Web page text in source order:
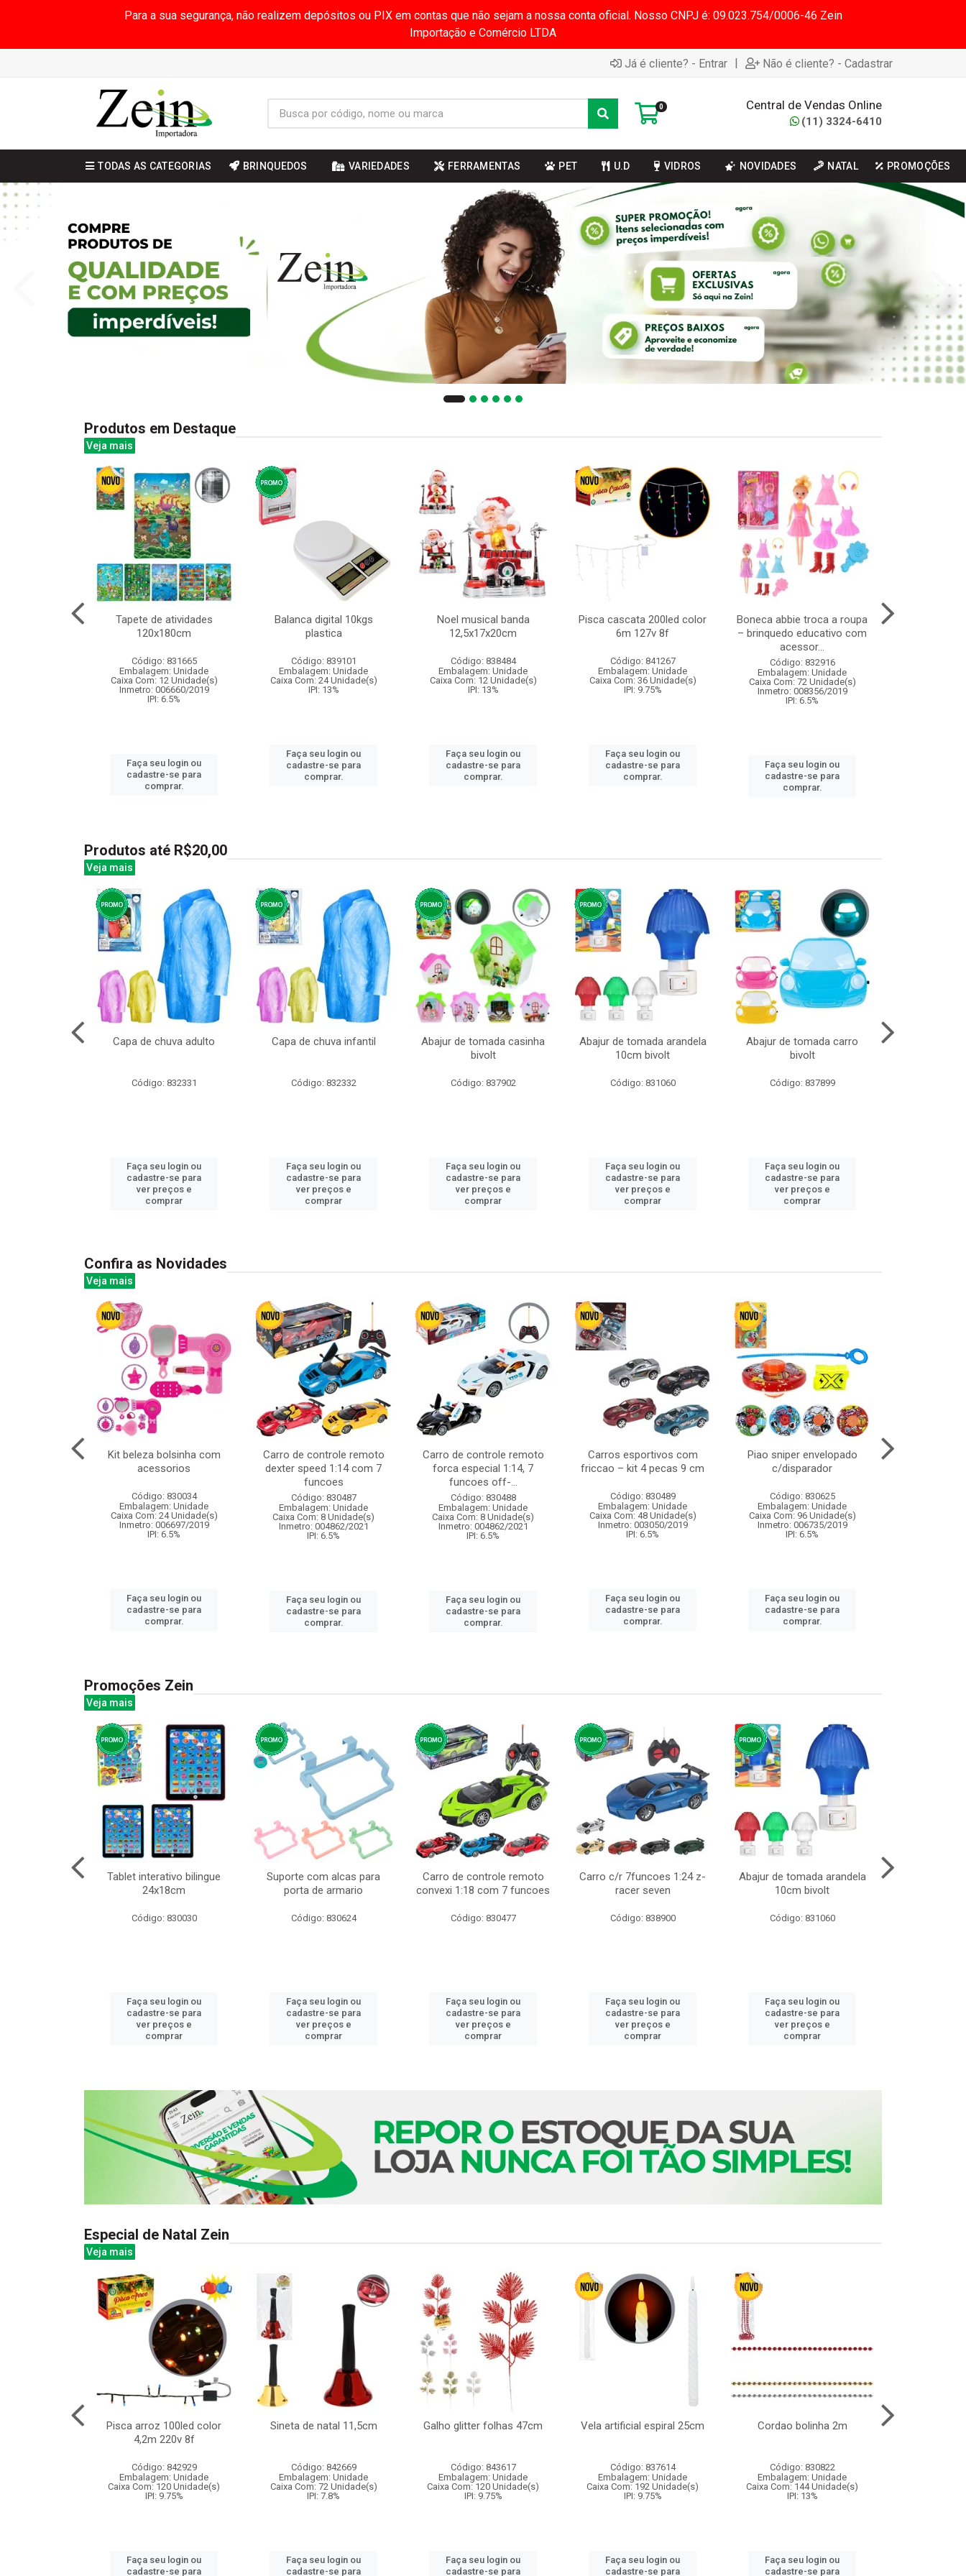
Para a sua segurança, não realizem depósitos ou PIX em contas que não sejam a nossa conta oficial. Nosso CNPJ é: 09.023.754/0006-46 Zein
Importação e Comércio LTDA
Já é cliente? - Entrar | Não é cliente? - Cadastrar
0 Central de Vendas Online
(11) 3324-6410
TODAS AS CATEGORIAS BRINQUEDOS VARIEDADES FERRAMENTAS PET U.D VIDROS NOVIDADES NATAL PROMOÇÕES
Produtos em Destaque
Veja mais
Tapete de atividades
120x180cm
Código: 831665
Embalagem: Unidade
Caixa Com: 12 Unidade(s)
Inmetro: 006660/2019
IPI: 6.5%
Faça seu login ou
cadastre-se para
comprar.
Balanca digital 10kgs
plastica
Código: 839101
Embalagem: Unidade
Caixa Com: 24 Unidade(s)
IPI: 13%
Faça seu login ou
cadastre-se para
comprar.
Noel musical banda
12,5x17x20cm
Código: 838484
Embalagem: Unidade
Caixa Com: 12 Unidade(s)
IPI: 13%
Faça seu login ou
cadastre-se para
comprar.
Pisca cascata 200led color
6m 127v 8f
Código: 841267
Embalagem: Unidade
Caixa Com: 36 Unidade(s)
IPI: 9.75%
Faça seu login ou
cadastre-se para
comprar.
Boneca abbie troca a roupa
– brinquedo educativo com
acessor...
Código: 832916
Embalagem: Unidade
Caixa Com: 72 Unidade(s)
Inmetro: 008356/2019
IPI: 6.5%
Faça seu login ou
cadastre-se para
comprar.
Produtos até R$20,00
Veja mais
Capa de chuva adulto
Código: 832331
Faça seu login ou
cadastre-se para
ver preços e
comprar
Capa de chuva infantil
Código: 832332
Faça seu login ou
cadastre-se para
ver preços e
comprar
Abajur de tomada casinha
bivolt
Código: 837902
Faça seu login ou
cadastre-se para
ver preços e
comprar
Abajur de tomada arandela
10cm bivolt
Código: 831060
Faça seu login ou
cadastre-se para
ver preços e
comprar
Abajur de tomada carro
bivolt
Código: 837899
Faça seu login ou
cadastre-se para
ver preços e
comprar
Confira as Novidades
Veja mais
Kit beleza bolsinha com
acessorios
Código: 830034
Embalagem: Unidade
Caixa Com: 24 Unidade(s)
Inmetro: 006697/2019
IPI: 6.5%
Faça seu login ou
cadastre-se para
comprar.
Carro de controle remoto
dexter speed 1:14 com 7
funcoes
Código: 830487
Embalagem: Unidade
Caixa Com: 8 Unidade(s)
Inmetro: 004862/2021
IPI: 6.5%
Faça seu login ou
cadastre-se para
comprar.
Carro de controle remoto
forca especial 1:14, 7
funcoes off-...
Código: 830488
Embalagem: Unidade
Caixa Com: 8 Unidade(s)
Inmetro: 004862/2021
IPI: 6.5%
Faça seu login ou
cadastre-se para
comprar.
Carros esportivos com
friccao – kit 4 pecas 9 cm
Código: 830489
Embalagem: Unidade
Caixa Com: 48 Unidade(s)
Inmetro: 003050/2019
IPI: 6.5%
Faça seu login ou
cadastre-se para
comprar.
Piao sniper envelopado
c/disparador
Código: 830625
Embalagem: Unidade
Caixa Com: 96 Unidade(s)
Inmetro: 006735/2019
IPI: 6.5%
Faça seu login ou
cadastre-se para
comprar.
Promoções Zein
Veja mais
Tablet interativo bilingue
24x18cm
Código: 830030
Faça seu login ou
cadastre-se para
ver preços e
comprar
Suporte com alcas para
porta de armario
Código: 830624
Faça seu login ou
cadastre-se para
ver preços e
comprar
Carro de controle remoto
convexi 1:18 com 7 funcoes
Código: 830477
Faça seu login ou
cadastre-se para
ver preços e
comprar
Carro c/r 7funcoes 1:24 z-
racer seven
Código: 838900
Faça seu login ou
cadastre-se para
ver preços e
comprar
Abajur de tomada arandela
10cm bivolt
Código: 831060
Faça seu login ou
cadastre-se para
ver preços e
comprar
Especial de Natal Zein
Veja mais
Pisca arroz 100led color
4,2m 220v 8f
Código: 842929
Embalagem: Unidade
Caixa Com: 120 Unidade(s)
IPI: 9.75%
Faça seu login ou
cadastre-se para
Sineta de natal 11,5cm
Código: 842669
Embalagem: Unidade
Caixa Com: 72 Unidade(s)
IPI: 7.8%
Faça seu login ou
cadastre-se para
Galho glitter folhas 47cm
Código: 843617
Embalagem: Unidade
Caixa Com: 120 Unidade(s)
IPI: 9.75%
Faça seu login ou
cadastre-se para
Vela artificial espiral 25cm
Código: 837614
Embalagem: Unidade
Caixa Com: 192 Unidade(s)
IPI: 9.75%
Faça seu login ou
cadastre-se para
Cordao bolinha 2m
Código: 830822
Embalagem: Unidade
Caixa Com: 144 Unidade(s)
IPI: 13%
Faça seu login ou
cadastre-se para